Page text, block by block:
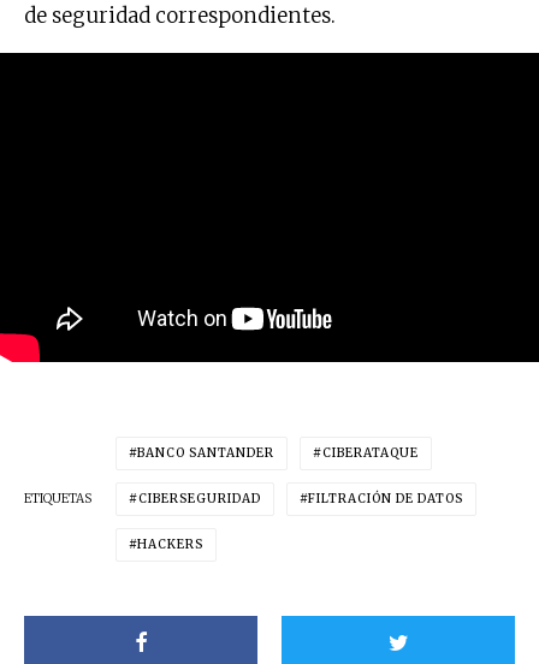
de seguridad correspondientes.
ETIQUETAS
BANCO SANTANDER CIBERATAQUE
CIBERSEGURIDAD FILTRACIÓN DE DATOS
HACKERS